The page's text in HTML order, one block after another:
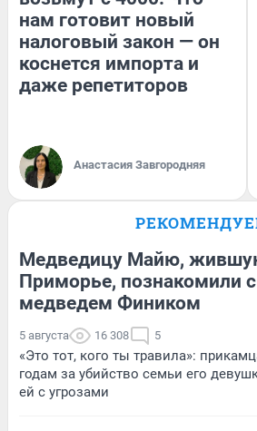
нам готовит новый
налоговый закон — он
коснется импорта и
даже репетиторов
Анастасия Завгородняя
Медведицу Майю,
Приморье, познакомили
медведем Фиником
5 августа 16 308 5
«Это тот, кого ты травила»:
годам за убийство семьи его
ей с угрозами